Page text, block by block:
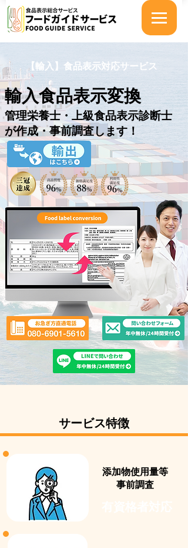
【輸入】食品表示対応サービス
輸入食品表示変換
管理栄養士・上級食品表示診断士
が作成・事前調査します！
サービス特徴
添加物使用量等
事前調査